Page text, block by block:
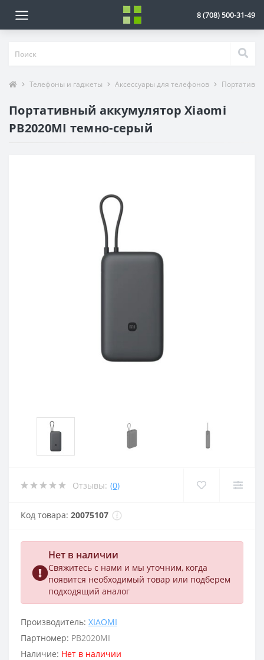
8 (708) 500-31-49
Телефоны и гаджеты Аксессуары для телефонов
Портативный аккумулятор Xiaomi
PB2020MI темно-серый
Отзывы: (0)
Код товара: 20075107
Нет в наличии
Свяжитесь с нами и мы уточним, когда
появится необходимый товар или подберем
подходящий аналог
Производитель: XIAOMI
Партномер: PB2020MI
Наличие: Нет в наличии